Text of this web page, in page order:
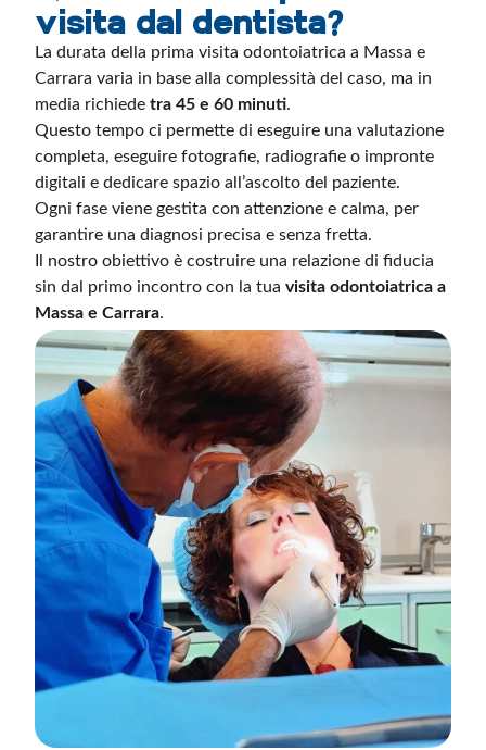
visita dal dentista?
La durata della prima visita odontoiatrica a Massa e
Carrara varia in base alla complessità del caso, ma in
media richiede tra 45 e 60 minuti.
Questo tempo ci permette di eseguire una valutazione
completa, eseguire fotografie, radiografie o impronte
digitali e dedicare spazio all’ascolto del paziente.
Ogni fase viene gestita con attenzione e calma, per
garantire una diagnosi precisa e senza fretta.
Il nostro obiettivo è costruire una relazione di fiducia
sin dal primo incontro con la tua visita odontoiatrica a
Massa e Carrara.